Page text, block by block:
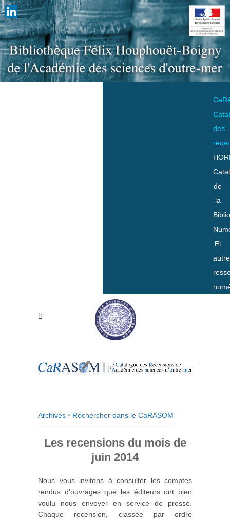
des
de
la
Et
Archives • Rechercher dans le CaRASOM
Les recensions du mois de
juin 2014
Nous vous invitons à consulter les comptes
rendus d'ouvrages que les éditeurs ont bien
voulu nous envoyer en service de presse.
Chaque recension, classée par ordre